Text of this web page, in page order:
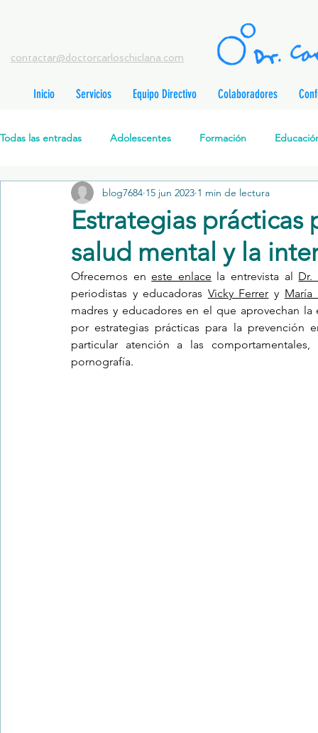
contactar@doctorcarloschiclana.com
Inicio Servicios Equipo Directivo Colaboradores
Todas las entradas Adolescentes Formación
Salud Mental Perinatal Psicoterapia Cognitivo-Analítica
Formación profesionales Jóvenes Desarrollo personal
Promoción de la salud mental Relaciones de pareja
Trastornos de la conducta alimentar
Estrategias prácticas
salud mental y la
blog7684 15 jun 2023 1 min de lectura
Ofrecemos en este enlace la entrevista al Dr.
periodistas y educadoras Vicky Ferrer y María
madres y educadores en el que aprovechan
por estrategias prácticas para la prevención
particular atención a las
pornografía.